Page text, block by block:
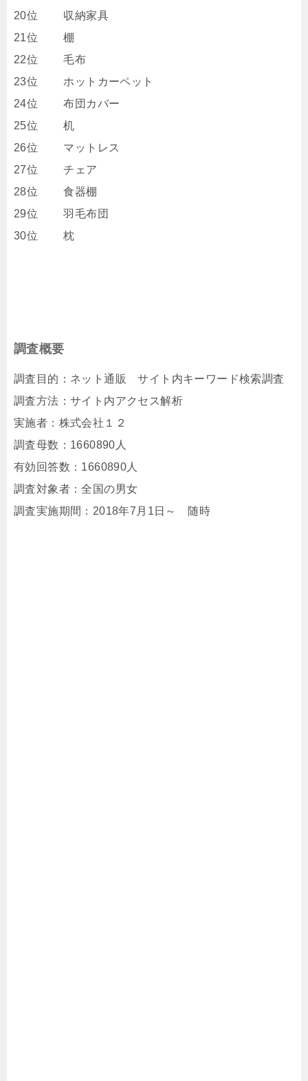
20位 収納家具
21位 棚
22位 毛布
23位 ホットカーペット
24位 布団カバー
25位 机
26位 マットレス
27位 チェア
28位 食器棚
29位 羽毛布団
30位 枕
調査概要
調査目的：ネット通販 サイト内キーワード検索調査
調査方法：サイト内アクセス解析
実施者：株式会社１２
調査母数：1660890人
有効回答数：1660890人
調査対象者：全国の男女
調査実施期間：2018年7月1日～ 随時